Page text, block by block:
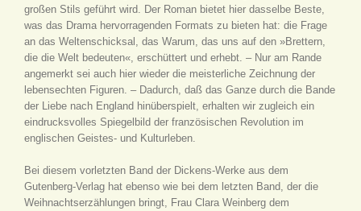
großen Stils geführt wird. Der Roman bietet hier dasselbe Beste,
was das Drama hervorragenden Formats zu bieten hat: die Frage
an das Weltenschicksal, das Warum, das uns auf den »Brettern,
die die Welt bedeuten«, erschüttert und erhebt. – Nur am Rande
angemerkt sei auch hier wieder die meisterliche Zeichnung der
lebensechten Figuren. – Dadurch, daß das Ganze durch die Bande
der Liebe nach England hinüberspielt, erhalten wir zugleich ein
eindrucksvolles Spiegelbild der französischen Revolution im
englischen Geistes- und Kulturleben.
Bei diesem vorletzten Band der Dickens-Werke aus dem
Gutenberg-Verlag hat ebenso wie bei dem letzten Band, der die
Weihnachtserzählungen bringt, Frau Clara Weinberg dem